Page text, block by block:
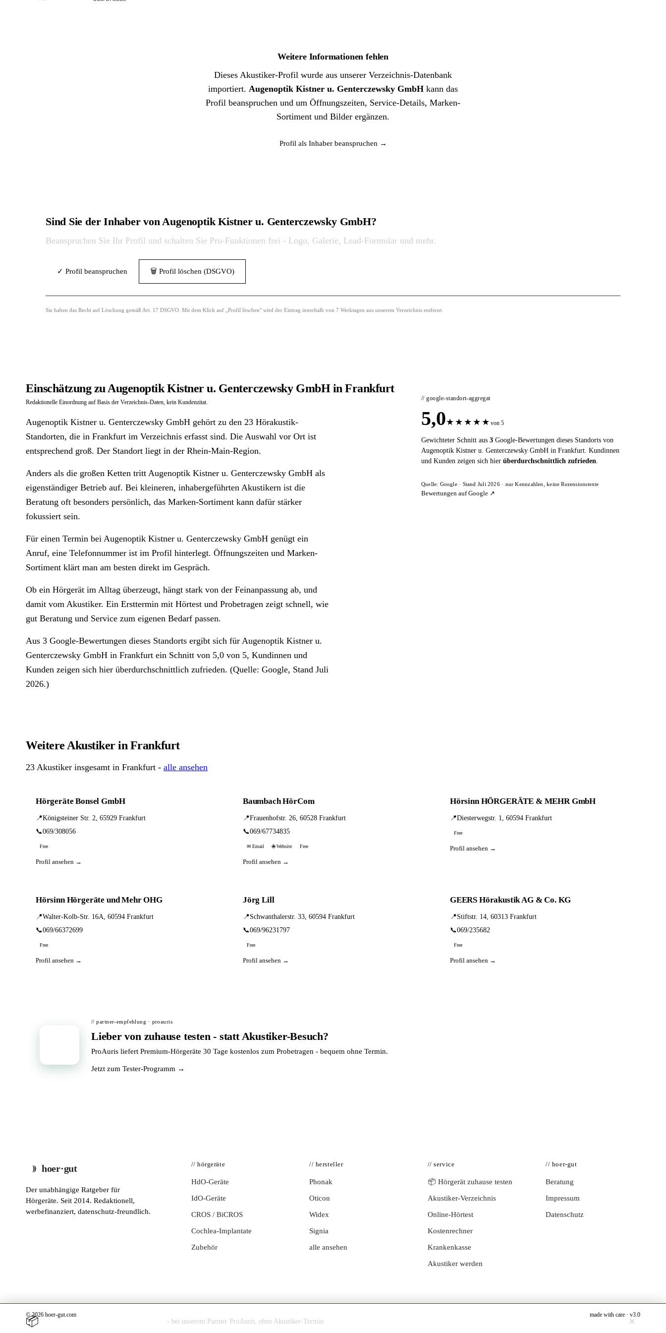
Weitere Informationen fehlen
Dieses Akustiker-Profil wurde aus unserer Verzeichnis-Datenbank
importiert. Augenoptik Kistner u. Genterczewsky GmbH kann das
Profil beanspruchen und um Öffnungszeiten, Service-Details, Marken-
Sortiment und Bilder ergänzen.
Profil als Inhaber beanspruchen →
Sind Sie der Inhaber von Augenoptik Kistner u. Genterczewsky GmbH?
Beanspruchen Sie Ihr Profil und schalten Sie Pro-Funktionen frei - Logo, Galerie, Lead-Formular und mehr.
✓ Profil beanspruchen 🗑 Profil löschen (DSGVO)
Sie haben das Recht auf Löschung gemäß Art. 17 DSGVO. Mit dem Klick auf „Profil löschen" wird der Eintrag innerhalb von 7 Werktagen aus unserem Verzeichnis entfernt.
Einschätzung zu Augenoptik Kistner u. Genterczewsky GmbH in Frankfurt
Redaktionelle Einordnung auf Basis der Verzeichnis-Daten, kein Kundenzitat.
Augenoptik Kistner u. Genterczewsky GmbH gehört zu den 23 Hörakustik-
Standorten, die in Frankfurt im Verzeichnis erfasst sind. Die Auswahl vor Ort ist
entsprechend groß. Der Standort liegt in der Rhein-Main-Region.
Anders als die großen Ketten tritt Augenoptik Kistner u. Genterczewsky GmbH als
eigenständiger Betrieb auf. Bei kleineren, inhabergeführten Akustikern ist die
Beratung oft besonders persönlich, das Marken-Sortiment kann dafür stärker
fokussiert sein.
Für einen Termin bei Augenoptik Kistner u. Genterczewsky GmbH genügt ein
Anruf, eine Telefonnummer ist im Profil hinterlegt. Öffnungszeiten und Marken-
Sortiment klärt man am besten direkt im Gespräch.
Ob ein Hörgerät im Alltag überzeugt, hängt stark von der Feinanpassung ab, und
damit vom Akustiker. Ein Ersttermin mit Hörtest und Probetragen zeigt schnell, wie
gut Beratung und Service zum eigenen Bedarf passen.
Aus 3 Google-Bewertungen dieses Standorts ergibt sich für Augenoptik Kistner u.
Genterczewsky GmbH in Frankfurt ein Schnitt von 5,0 von 5, Kundinnen und
Kunden zeigen sich hier überdurchschnittlich zufrieden. (Quelle: Google, Stand Juli
2026.)
// google-standort-aggregat
5,0★ ★ ★ ★ ★ von 5
Gewichteter Schnitt aus 3Google-Bewertungen dieses Standorts von
Augenoptik Kistner u. Genterczewsky GmbH in Frankfurt. Kundinnen
und Kunden zeigen sich hier überdurchschnittlich zufrieden.
Quelle: Google · Stand Juli 2026 · nur Kennzahlen, keine Rezensionstexte
Bewertungen auf Google ↗
Weitere Akustiker in Frankfurt
23 Akustiker insgesamt in Frankfurt - alle ansehen
Hörgeräte Bonsel GmbH
📍Königsteiner Str. 2, 65929 Frankfurt
📞069/308056
Free
Profil ansehen →
Baumbach HörCom
📍Frauenhofstr. 26, 60528 Frankfurt
📞069/67734835
✉ Email 🌐 Website Free
Profil ansehen →
Hörsinn HÖRGERÄTE & MEHR GmbH
📍Diesterwegstr. 1, 60594 Frankfurt
Free
Profil ansehen →
Hörsinn Hörgeräte und Mehr OHG
📍Walter-Kolb-Str. 16A, 60594 Frankfurt
📞069/66372699
Free
Profil ansehen →
Jörg Lill
📍Schwanthalerstr. 33, 60594 Frankfurt
📞069/96231797
Free
Profil ansehen →
GEERS Hörakustik AG & Co. KG
📍Stiftstr. 14, 60313 Frankfurt
📞069/235682
Free
Profil ansehen →
// partner-empfehlung · proauris
Lieber von zuhause testen - statt Akustiker-Besuch?
ProAuris liefert Premium-Hörgeräte 30 Tage kostenlos zum Probetragen - bequem ohne Termin.
Jetzt zum Tester-Programm →
hoer·gut
Der unabhängige Ratgeber für
Hörgeräte. Seit 2014. Redaktionell,
werbefinanziert, datenschutz-freundlich.
// hörgeräte
HdO-Geräte
IdO-Geräte
CROS / BiCROS
Cochlea-Implantate
Zubehör
// hersteller
Phonak
Oticon
Widex
Signia
alle ansehen
// service
📦 Hörgerät zuhause testen
Akustiker-Verzeichnis
Online-Hörtest
Kostenrechner
Krankenkasse
Akustiker werden
// hoer-gut
Beratung
Impressum
Datenschutz
© 2026 hoer-gut.com made with care · v3.0
📦 - bei unserem Partner ProAuris, ohne Akustiker-Termin ×